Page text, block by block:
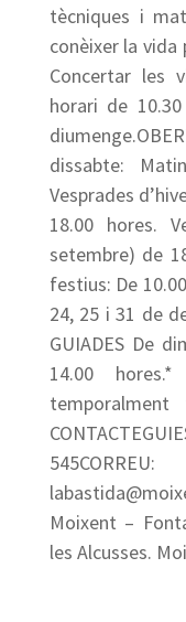
tècniques i
conèixer la
Concertar les
horari de
dissabte:
Vesprades
18.00 hores.
setembre) de
festius: De
24, 25 i 31 de
GUIADES De
14.00
temporalment
545CORREU:
Moixent –
les Alcusses.